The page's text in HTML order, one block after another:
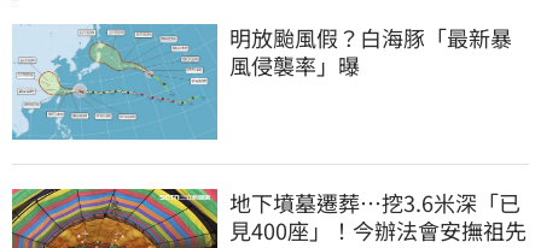
明放颱風假？白海豚「最新暴
風侵襲率」曝
地下墳墓遷葬…挖3.6米深「已
見400座」！今辦法會安撫祖先